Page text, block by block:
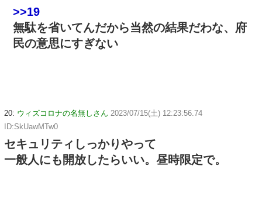
>>19
無駄を省いてんだから当然の結果だわな、府
民の意思にすぎない
20: ウィズコロナの名無しさん 2023/07/15(土) 12:23:56.74
ID:SkUawMTw0
セキュリティしっかりやって
一般人にも開放したらいい。昼時限定で。